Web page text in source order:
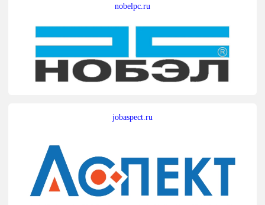
nobelpc.ru
jobaspect.ru